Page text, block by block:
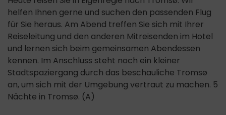
helfen Ihnen gerne und suchen den passenden Flug
für Sie heraus. Am Abend treffen Sie sich mit Ihrer
Reiseleitung und den anderen Mitreisenden im Hotel
und lernen sich beim gemeinsamen Abendessen
kennen. Im Anschluss steht noch ein kleiner
Stadtspaziergang durch das beschauliche Tromsø
an, um sich mit der Umgebung vertraut zu machen. 5
Nächte in Tromsø. (A)